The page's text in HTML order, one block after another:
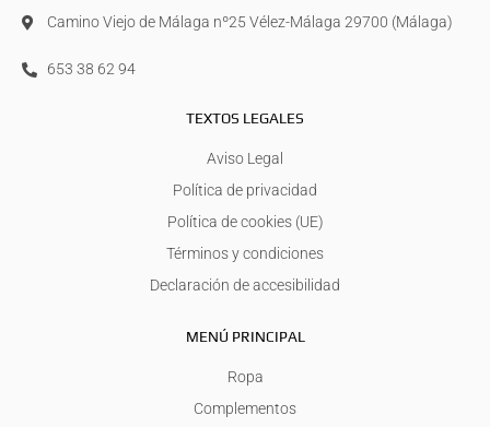
Camino Viejo de Málaga nº25 Vélez-Málaga 29700 (Málaga)
653 38 62 94
TEXTOS LEGALES
Aviso Legal
Política de privacidad
Política de cookies (UE)
Términos y condiciones
Declaración de accesibilidad
MENÚ PRINCIPAL
Ropa
Complementos